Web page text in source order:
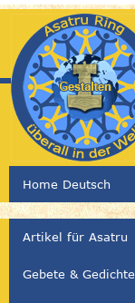
Home Deutsch
Artikel für Asatru
Gebete & Gedichte